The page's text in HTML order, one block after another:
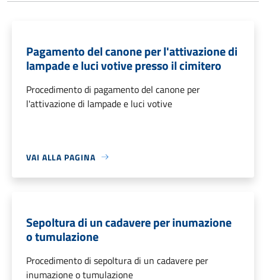
Pagamento del canone per l'attivazione di
lampade e luci votive presso il cimitero
Procedimento di pagamento del canone per
l'attivazione di lampade e luci votive
VAI ALLA PAGINA
Sepoltura di un cadavere per inumazione
o tumulazione
Procedimento di sepoltura di un cadavere per
inumazione o tumulazione